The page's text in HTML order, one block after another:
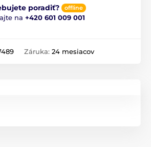
poradiť? offline
na +420 601 009 001
Záruka: 24 mesiacov